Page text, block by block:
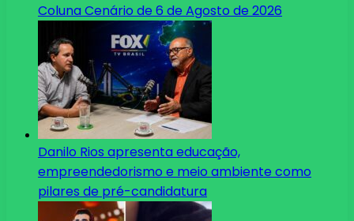
Coluna Cenário de 6 de Agosto de 2026
Danilo Rios apresenta educação,
empreendedorismo e meio ambiente como
pilares de pré-candidatura